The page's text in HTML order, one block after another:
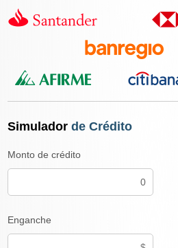
Simulador de Crédito
Monto de crédito
Enganche